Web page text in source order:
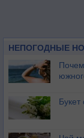
НЕПОГОДНЫЕ